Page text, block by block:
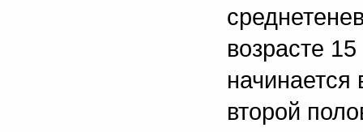
возрасте
начинается
второй